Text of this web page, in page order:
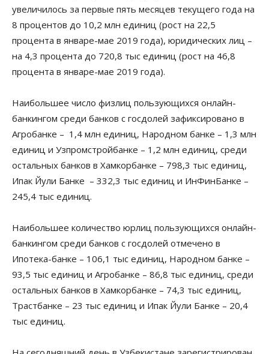
увеличилось за первые пять месяцев текущего года на
8 процентов до 10,2 млн единиц (рост на 22,5
процента в январе-мае 2019 года), юридических лиц –
на 4,3 процента до 720,8 тыс единиц (рост на 46,8
процента в январе-мае 2019 года).
Наибольшее число физлиц пользующихся онлайн-
банкингом среди банков с госдолей зафиксировано в
Агробанке – 1,4 млн единиц, Народном банке – 1,3 млн
единиц и Узпромстройбанке – 1,2 млн единиц, среди
остальных банков в Хамкорбанке – 798,3 тыс единиц,
Ипак Йули Банке – 332,3 тыс единиц и ИнФинБанке –
245,4 тыс единиц.
Наибольшее количество юрлиц пользующихся онлайн-
банкингом среди банков с госдолей отмечено в
Ипотека-банке – 106,1 тыс единиц, Народном банке –
93,5 тыс единиц и Агробанке – 86,8 тыс единиц, среди
остальных банков в Хамкорбанке – 74,3 тыс единиц,
Трастбанке – 23 тыс единиц и Ипак Йули Банке – 20,4
тыс единиц.